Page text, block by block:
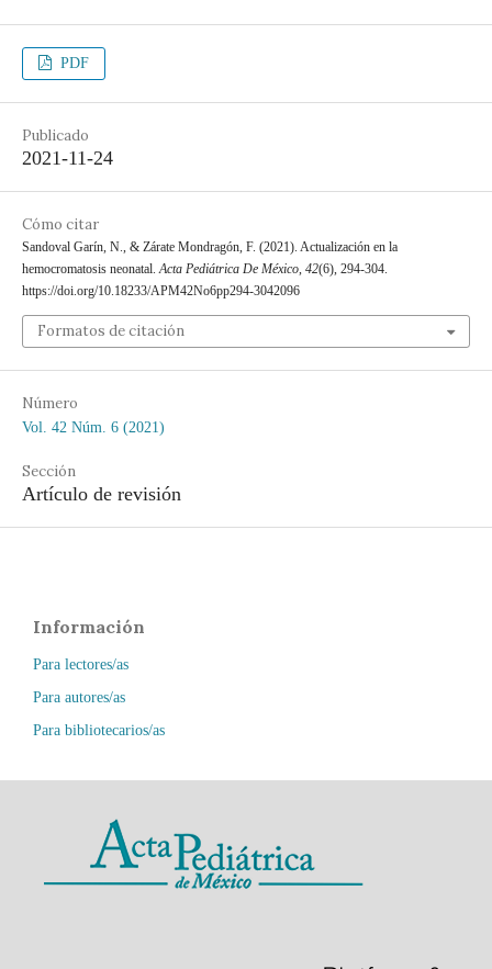
PDF
Publicado
2021-11-24
Cómo citar
Sandoval Garín, N., & Zárate Mondragón, F. (2021). Actualización en la
hemocromatosis neonatal.Acta Pediátrica De México, 42(6), 294-304.
https://doi.org/10.18233/APM42No6pp294-3042096
Formatos de citación
Número
Vol. 42 Núm. 6 (2021)
Sección
Artículo de revisión
Información
Para lectores/as
Para autores/as
Para bibliotecarios/as